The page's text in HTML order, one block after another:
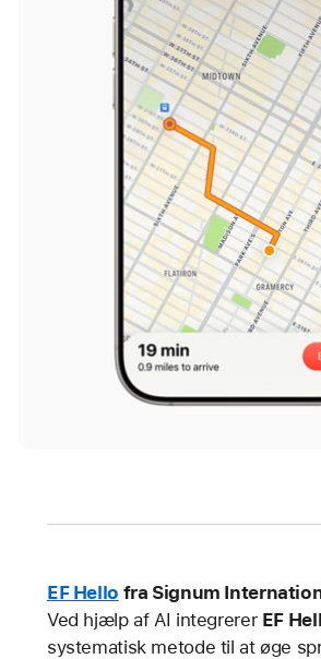
EF Hello fra Signum
Ved hjælp af AI integrerer EF
systematisk metode til at øge